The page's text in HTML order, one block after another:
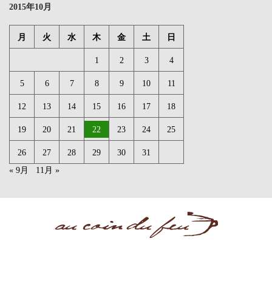
2015年10月
月 火 水 木 金 土 日
1 2 3 4
5 6 7 8 9 10 11
12 13 14 15 16 17 18
19 20 21 22 23 24 25
26 27 28 29 30
31
« 9月
11月 »